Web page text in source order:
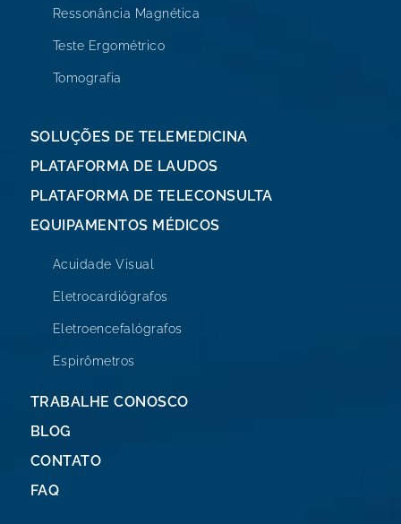
Ressonância Magnética
Teste Ergométrico
Tomografia
SOLUÇÕES DE TELEMEDICINA
PLATAFORMA DE LAUDOS
PLATAFORMA DE TELECONSULTA
EQUIPAMENTOS MÉDICOS
Acuidade Visual
Eletrocardiógrafos
Eletroencefalógrafos
Espirômetros
TRABALHE CONOSCO
BLOG
CONTATO
FAQ